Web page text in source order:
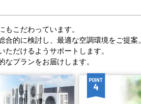
こだわっています。
的に検討し、最適な空調環境をご提案。
だけるようサポートします。
プランをお届けします。
POINT
4